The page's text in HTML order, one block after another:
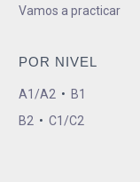
Vamos a practicar
POR NIVEL
A1/A2 • B1
B2 • C1/C2